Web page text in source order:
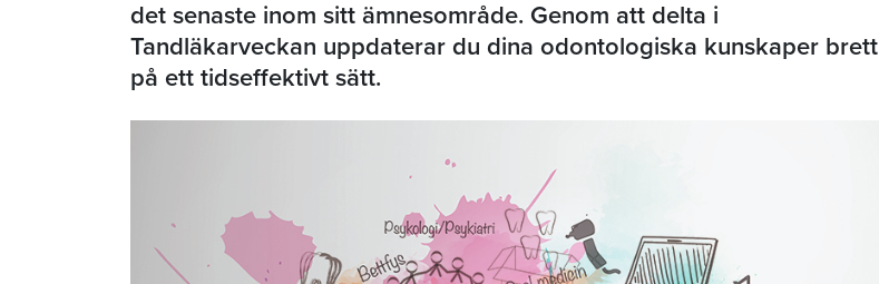
det senaste inom sitt ämnesområde. Genom att delta i
Tandläkarveckan uppdaterar du dina odontologiska kunskaper brett
på ett tidseffektivt sätt.